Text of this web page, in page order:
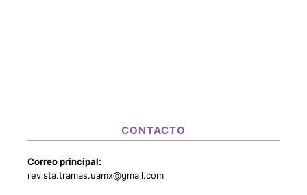
CONTACTO
Correo principal:
revista.tramas.uamx@gmail.com